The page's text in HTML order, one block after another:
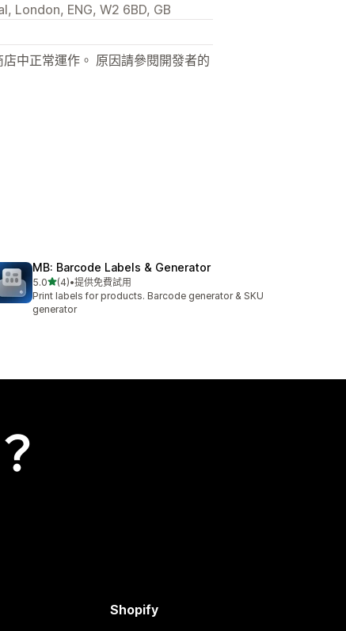
London, ENG, W2 6BD, GB
中正常運作。 原因請參閱開發者的
MB: Barcode Labels & Generator
5.0滿分 5 顆星
(4)
共有 4 則評價
•提供免費試用
Print labels for products. Barcode generator & SKU
generator
Shopify